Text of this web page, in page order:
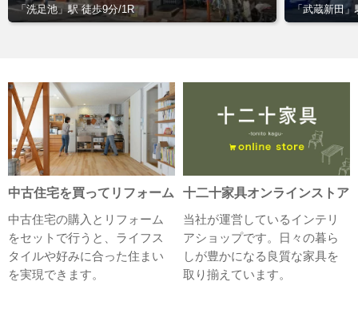
「洗足池」駅 徒歩9分/1R 「武蔵新田
中古住宅を買ってリフォーム
中古住宅の購入とリフォーム
をセットで行うと、ライフス
タイルや好みに合った住まい
を実現できます。
十二十家具オンラインストア
当社が運営しているインテリ
アショップです。日々の暮ら
しが豊かになる良質な家具を
取り揃えています。